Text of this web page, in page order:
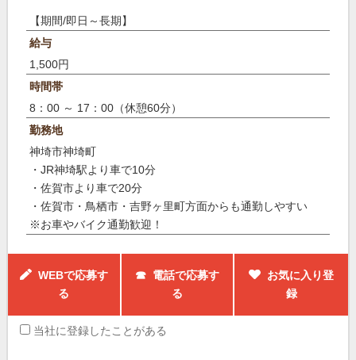
【期間/即日～長期】
給与
1,500円
時間帯
8：00 ～ 17：00（休憩60分）
勤務地
神埼市神埼町
・JR神埼駅より車で10分
・佐賀市より車で20分
・佐賀市・鳥栖市・吉野ヶ里町方面からも通勤しやすい
※お車やバイク通勤歓迎！
WEBで応募す
る
☎ 電話で応募す
る
お気に入り登
録
当社に登録したことがある